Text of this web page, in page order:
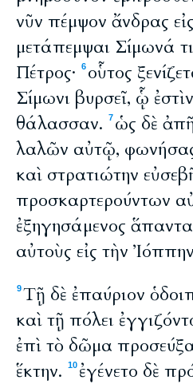
νῦν πέμψον ἄνδρας
μετάπεμψαι Σίμωνά
Πέτρος·
6 οὗτος
Σίμωνι βυρσεῖ, ᾧ
θάλασσαν.
7 ὡς δὲ
λαλῶν αὐτῷ,
καὶ στρατιώτην
προσκαρτερούντων
ἐξηγησάμενος
αὐτοὺς εἰς τὴν
9Τῇ δὲ ἐπαύριον
καὶ τῇ πόλει
ἐπὶ τὸ δῶμα
ἕκτην.
10 ἐγένετο δὲ